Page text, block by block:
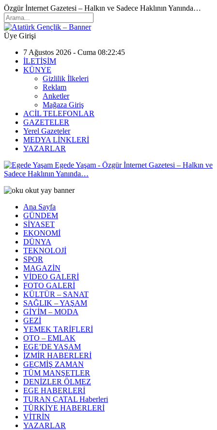
Özgür İnternet Gazetesi – Halkın ve Sadece Haklının Yanında…
Üye Girişi
7 Ağustos 2026 - Cuma 08:22:45
İLETİŞİM
KÜNYE
Gizlilik İlkeleri
Reklam
Anketler
Mağaza Giriş
ACİL TELEFONLAR
GAZETELER
Yerel Gazeteler
MEDYA LİNKLERİ
YAZARLAR
Egede Yaşam - Özgür İnternet Gazetesi – Halkın ve
Sadece Haklının Yanında…
Ana Sayfa
GÜNDEM
SİYASET
EKONOMİ
DÜNYA
TEKNOLOJİ
SPOR
MAGAZİN
VİDEO GALERİ
FOTO GALERİ
KÜLTÜR – SANAT
SAĞLIK – YAŞAM
GİYİM – MODA
GEZİ
YEMEK TARİFLERİ
OTO – EMLAK
EGE’DE YAŞAM
İZMİR HABERLERİ
GEÇMİŞ ZAMAN
TÜM MANŞETLER
DENİZLER ÖLMEZ
EGE HABERLERİ
TURAN ÇATAL Haberleri
TÜRKİYE HABERLERİ
VİTRİN
YAZARLAR